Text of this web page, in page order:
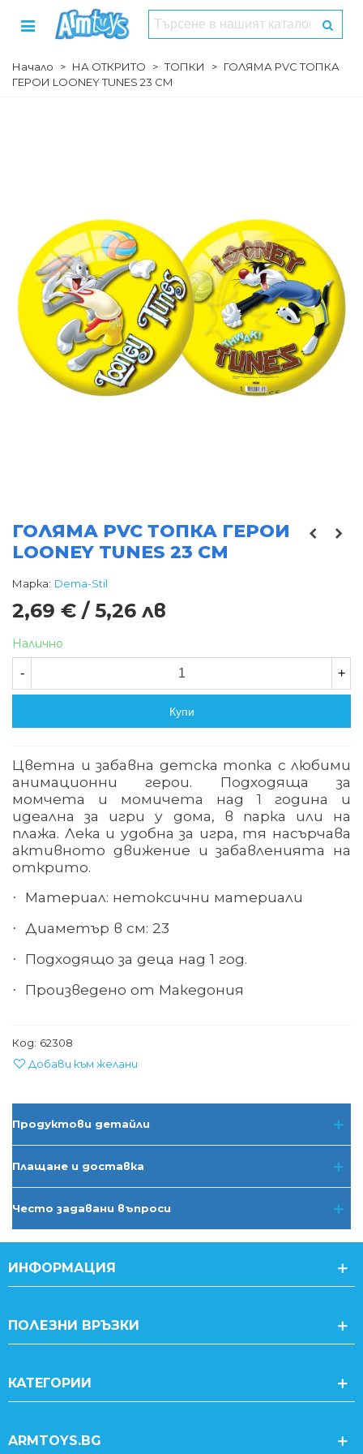
Начало > НА ОТКРИТО > ТОПКИ > ГОЛЯМА PVC ТОПКА
ГЕРОИ LOONEY TUNES 23 СМ
ГОЛЯМА PVC ТОПКА ГЕРОИ
LOONEY TUNES 23 СМ
Марка: Dema-Stil
2,69 € / 5,26 лв
Налично
- +
Купи
Цветна и забавна детска топка с любими
анимационни герои. Подходяща за
момчета и момичета над 1 година и
идеална за игри у дома, в парка или на
плажа. Лека и удобна за игра, тя насърчава
активното движение и забавленията на
открито.
· Материал: нетоксични материали
· Диаметър в см: 23
· Подходящо за деца над 1 год.
· Произведено от Македония
Код: 62308
Добави към желани
Продуктови детайли
Плащане и доставка
Често задавани въпроси
ИНФОРМАЦИЯ
ПОЛЕЗНИ ВРЪЗКИ
КАТЕГОРИИ
ARMTOYS.BG